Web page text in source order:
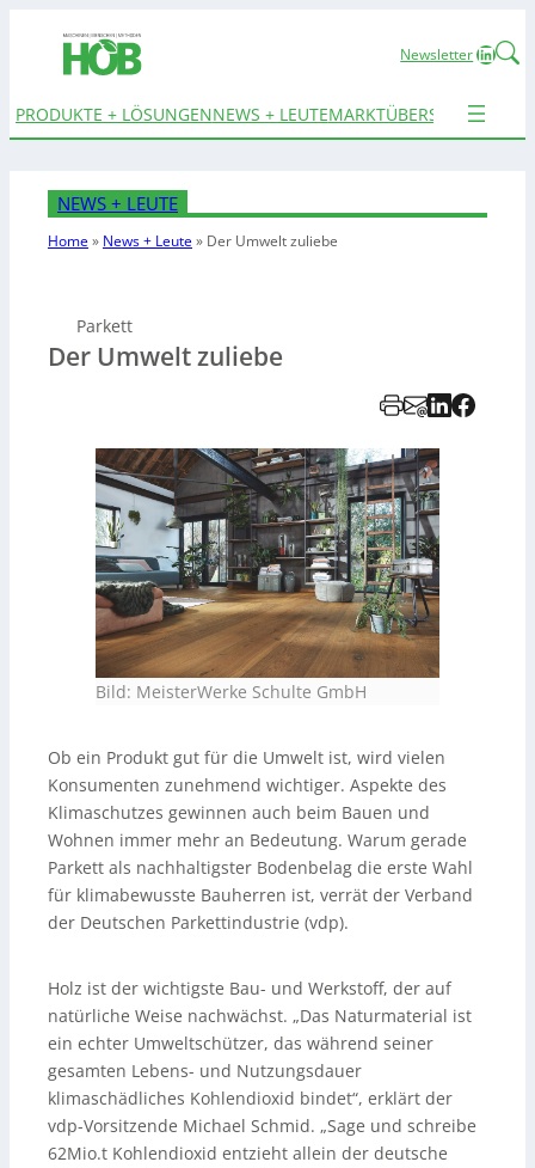
Newsletter
PRODUKTE + LÖSUNGENNEWS + LEUTEMARKTÜBERSICHTEN
NEWS + LEUTE
Home» News + Leute» Der Umwelt zuliebe
Parkett
Der Umwelt zuliebe
Bild: MeisterWerke Schulte GmbH
Ob ein Produkt gut für die Umwelt ist, wird vielen
Konsumenten zunehmend wichtiger. Aspekte des
Klimaschutzes gewinnen auch beim Bauen und
Wohnen immer mehr an Bedeutung. Warum gerade
Parkett als nachhaltigster Bodenbelag die erste Wahl
für klimabewusste Bauherren ist, verrät der Verband
der Deutschen Parkettindustrie (vdp).
Holz ist der wichtigste Bau- und Werkstoff, der auf
natürliche Weise nachwächst. „Das Naturmaterial ist
ein echter Umweltschützer, das während seiner
gesamten Lebens- und Nutzungsdauer
klimaschädliches Kohlendioxid bindet“, erklärt der
vdp-Vorsitzende Michael Schmid. „Sage und schreibe
62Mio.t Kohlendioxid entzieht allein der deutsche